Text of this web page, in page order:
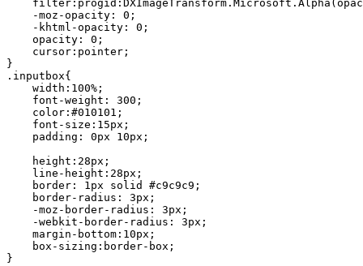
    -moz-opacity: 0;
    -khtml-opacity: 0;
    opacity: 0;
    cursor:pointer;
}
.inputbox{
    width:100%;
    font-weight: 300;
    color:#010101;
    font-size:15px;
    padding: 0px 10px;
    height:28px;
    line-height:28px;
    border: 1px solid #c9c9c9;
    border-radius: 3px;
    -moz-border-radius: 3px;
    -webkit-border-radius: 3px;
    margin-bottom:10px;
    box-sizing:border-box;
}